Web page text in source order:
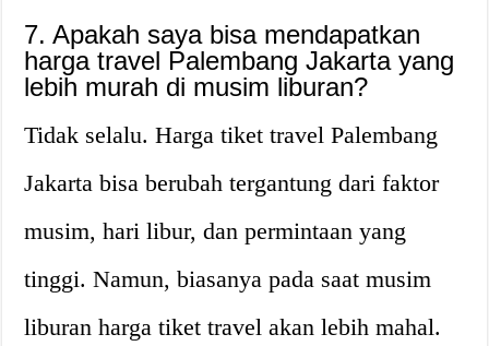
7. Apakah saya bisa mendapatkan
harga travel Palembang Jakarta yang
lebih murah di musim liburan?
Tidak selalu. Harga tiket travel Palembang
Jakarta bisa berubah tergantung dari faktor
musim, hari libur, dan permintaan yang
tinggi. Namun, biasanya pada saat musim
liburan harga tiket travel akan lebih mahal.